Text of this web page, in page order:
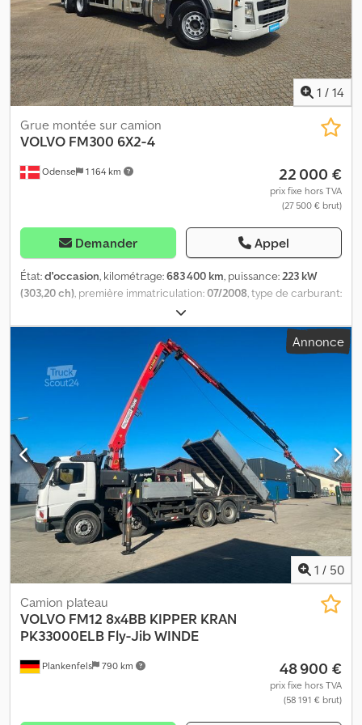
1 / 14
Odense 1 164 km
Grue montée sur camion
VOLVO FM300 6X2-4
22 000 €
prix fixe hors TVA
(27 500 € brut)
Demander Appel
État:d'occasion, kilométrage:683 400 km, puissance:223 kW
(303,20 ch), première immatriculation:07/2008, type de carburant:
, configuration d'essieux:
type d'engrenage:automatique, classe d'émission:Euro 5, Année
Annonce
1 / 50
Plankenfels 790 km
Camion plateau
VOLVO FM12 8x4BB KIPPER KRAN
PK33000ELB Fly-Jib WINDE
48 900 €
prix fixe hors TVA
(58 191 € brut)